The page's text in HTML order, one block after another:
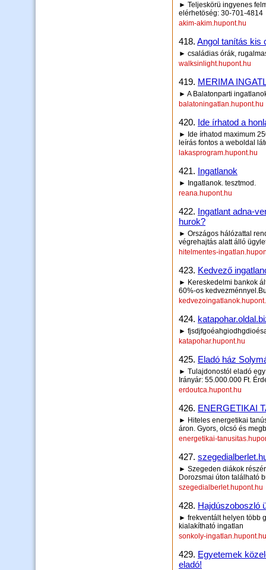
► Teljeskörü ingyenes
elérhetöség: 30-701-4814
akim-akim.hupont.hu
418. Angol tanítás kis
► családias órák,
walksinlight.hupont.hu
419. MERIMA
► A Balatonparti
balatoningatlan.hupont.hu
420. Ide írhatod a
► Ide írhatod maximum
leírás fontos a weboldal
lakasprogram.hupont.hu
421. Ingatlanok
► Ingatlanok. tesztmod.
reana.hupont.hu
422. Ingatlant adna-
hurok?
► Országos hálózattal
végrehajtás alatt álló
hitelmentes-
423. Kedvező
► Kereskedelmi bankok
60%-os
424.
►
katapohar.hupont.hu
425. Eladó ház
► Tulajdonostól eladó
Irányár: 55.000.000 Ft.
erdoutca.hupont.hu
426. ENERGETIKAI
► Hiteles energetikai
áron. Gyors, olcsó és
energetikai-
427.
► Szegeden diákok
Dorozsmai úton található
szegedialberlet.hupont.hu
428. Hajdúszoboszló
► frekventált helyen több
kialakítható ingatlan
sonkoly-ingatlan.hupont.hu
429. Egyetemek
eladó!